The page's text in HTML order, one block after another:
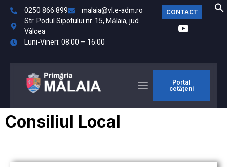
0250 866 899
malaia@vl.e-adm.ro
Str. Podul Sipotului nr. 15, Mălaia, jud.
Vâlcea
Luni-Vineri: 08:00 – 16:00
CONTACT
Portal
cetățeni
Consiliul Local